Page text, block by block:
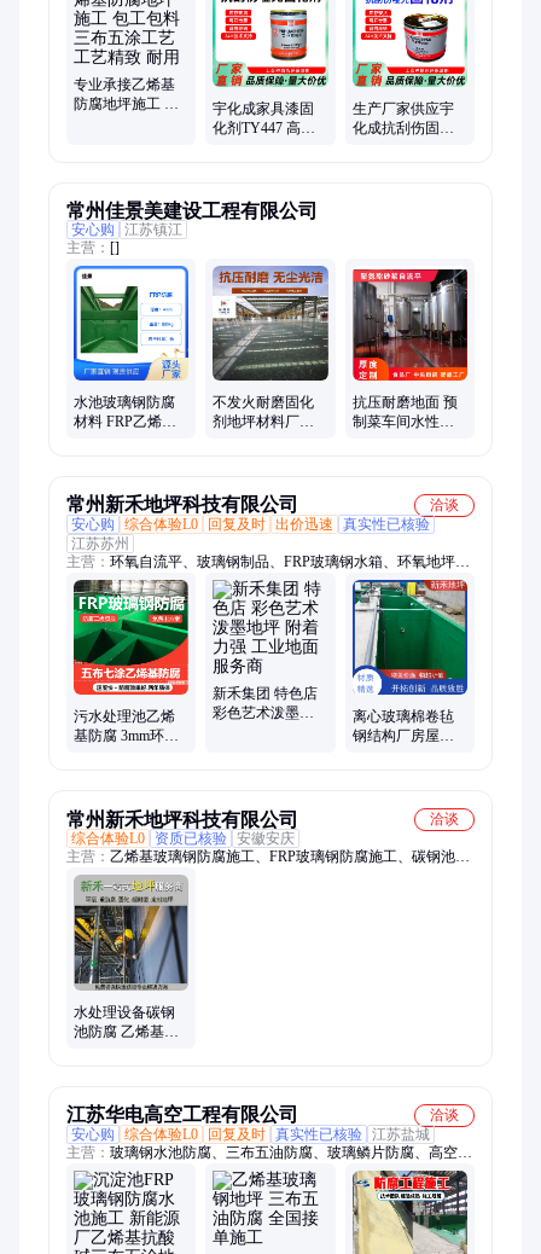
专业承接乙烯基
防腐地坪施工 包
宇化成家具漆固
化剂TY447 高硬
生产厂家供应宇
化成抗刮伤固化
常州佳景美建设工程有限公司
安心购
江苏镇江
主营： []
水池玻璃钢防腐
材料 FRP乙烯基
不发火耐磨固化
剂地坪材料厂家
抗压耐磨地面 预
制菜车间水性聚
常州新禾地坪科技有限公司
洽谈
安心购
综合体验L0 回复及时 出价迅速
真实性已核验
江苏苏州
主营： 环氧自流平、玻璃钢制品、FRP玻璃钢水箱、环氧地坪
漆、玻璃钢防腐、聚氨酯砂浆地坪、固化地坪、不发火防静电地
坪、碳钢池体、玻璃钢一体化污水处理设备
污水处理池乙烯
基防腐 3mm环氧
新禾集团 特色店
彩色艺术泼墨地
离心玻璃棉卷毡
钢结构厂房屋顶
常州新禾地坪科技有限公司
洽谈
综合体验L0
资质已核验 安徽安庆
主营： 乙烯基玻璃钢防腐施工、FRP玻璃钢防腐施工、碳钢池玻
璃钢防腐施工
水处理设备碳钢
池防腐 乙烯基玻
江苏华电高空工程有限公司
洽谈
安心购
综合体验L0 回复及时 真实性已核验 江苏盐城
主营： 玻璃钢水池防腐、三布五油防腐、玻璃鳞片防腐、高空钢
结构油漆防腐、聚脲防腐、管道防腐、烟囱内壁防腐、玻璃钢管
道